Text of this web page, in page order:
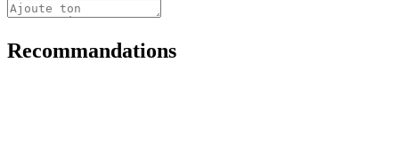
Recommandations